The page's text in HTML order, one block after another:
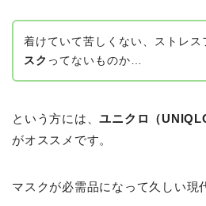
着けていて苦しくない、ストレス
スク ってないものか…
という方には、ユニクロ（
がオススメです。
マスクが必需品になって久しい現